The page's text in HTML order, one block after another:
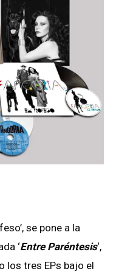
se pone a la
‘Entre Paréntesis‘,
los tres EPs bajo el